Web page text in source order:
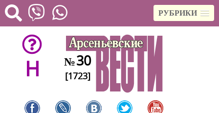
РУБРИКИ
H №30
[1723]